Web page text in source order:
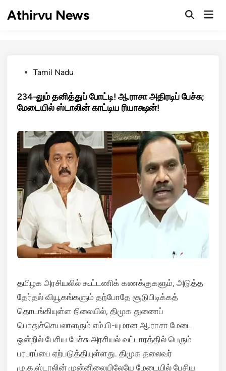
Athirvu News
OpenMain
PostedTamil Nadu
234-லும் தனித்துப் போட்டி! ஆ.ராசா அதிரடிப் பேச்சு;
மேடையில் ஸ்டாலின் காட்டிய ரியாக்ஷன்!
தமிழக அரசியலில் கூட்டணிக் கணக்குகளும், அடுத்த
தேர்தல் வியூகங்களும் தற்போதே சூடுபிடிக்கத்
தொடங்கியுள்ள நிலையில், திமுக துணைப்
பொதுச்செயலாளரும் எம்.பி-யுமான ஆ.ராசா மேடை
ஒன்றில் பேசிய பேச்சு அரசியல் வட்டாரத்தில் பெரும்
பரபரப்பை ஏற்படுத்தியுள்ளது. திமுக தலைவர்
மு.க.ஸ்டாலின் முன்னிலையிலேயே மேடையில் பேசிய